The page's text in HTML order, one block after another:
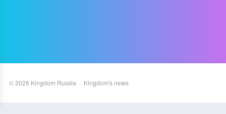
©2026 Kingdom Russia · Kingdom's news